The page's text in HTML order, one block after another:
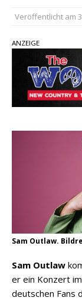
Veröffentlicht am
ANZEIGE
Sam Outlaw.
Sam Outlaw
er ein Konzert
deutschen Fans